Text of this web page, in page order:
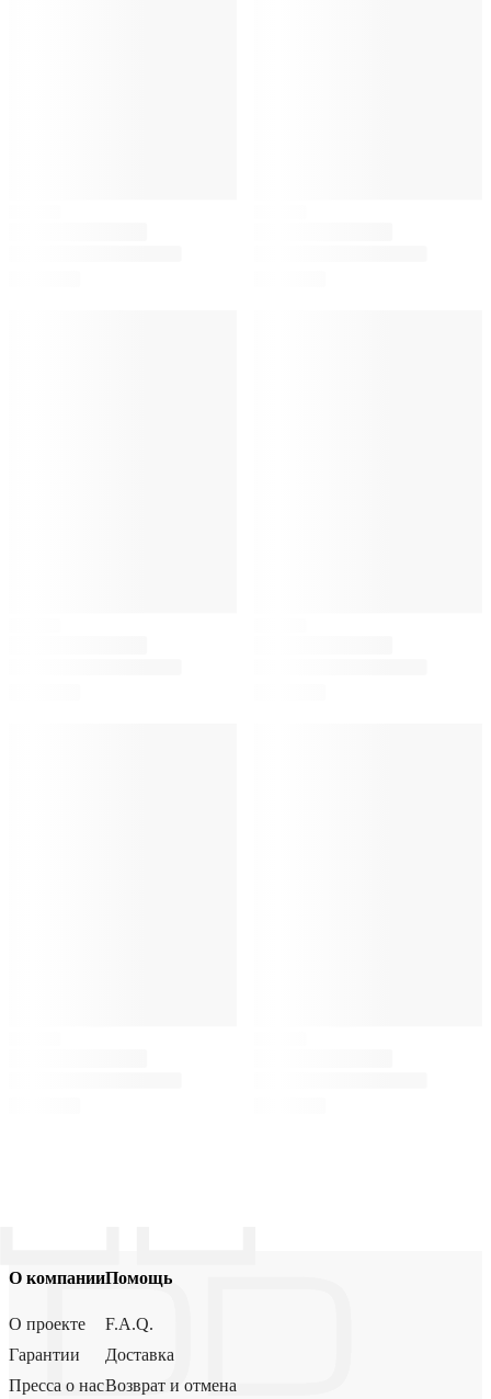
О компании
О проекте
Гарантии
Пресса о нас
Помощь
F.A.Q.
Доставка
Возврат и отмена